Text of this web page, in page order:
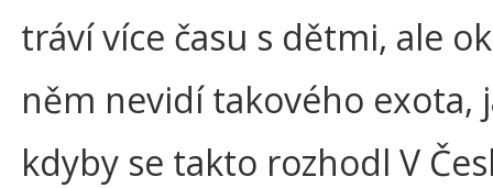
tráví více času s dětmi, ale
něm nevidí takového exota,
kdyby se takto rozhodl V